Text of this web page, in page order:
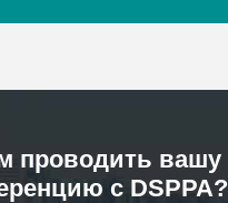
проводить вашу
с DSPPA?